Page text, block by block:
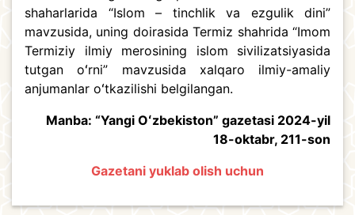
shaharlarida “Islom – tinchlik va ezgulik dini”
mavzusida, uning doirasida Termiz shahrida “Imom
Termiziy ilmiy merosining islom sivilizatsiyasida
tutgan oʻrni” mavzusida xalqaro ilmiy-amaliy
anjumanlar oʻtkazilishi belgilangan.
Manba: “Yangi Oʻzbekiston” gazetasi 2024-yil
18-oktabr, 211-son
Gazetani yuklab olish uchun